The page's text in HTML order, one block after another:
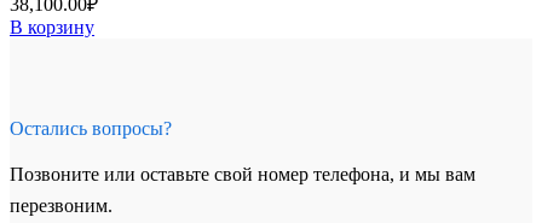
38,100.00₽
В корзину
Остались вопросы?
Позвоните или оставьте свой номер телефона, и мы вам
перезвоним.